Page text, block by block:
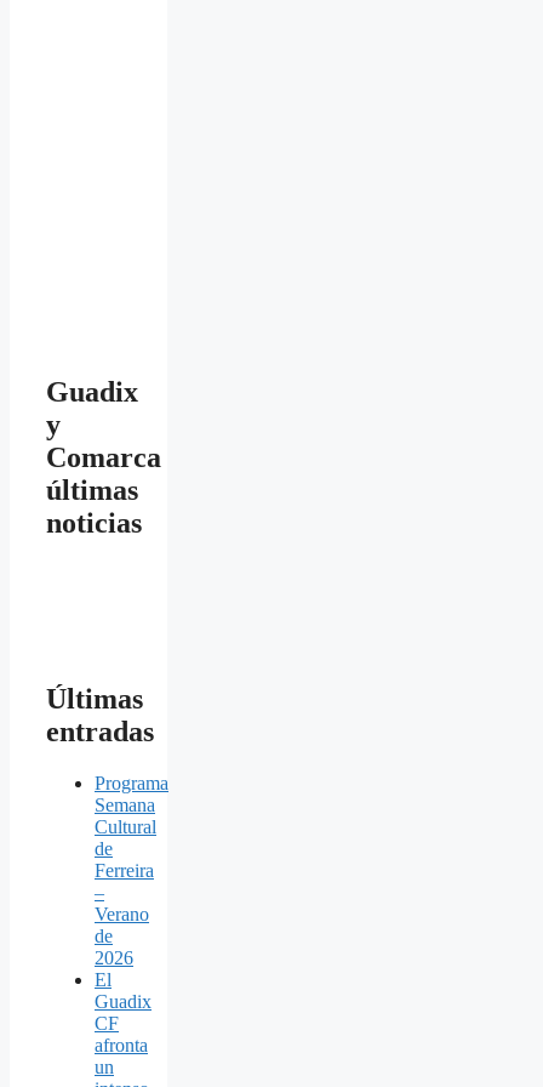
Guadix
y
Comarca
últimas
noticias
Últimas
entradas
Programa
Semana
Cultural
de
Ferreira
–
Verano
de
2026
El
Guadix
CF
afronta
un